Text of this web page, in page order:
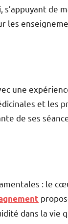
s’appuyant de
les
une
et les
de ses
: le
dans la vie